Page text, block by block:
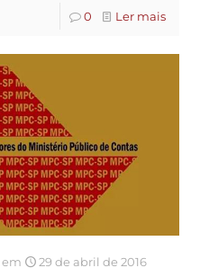
0 Ler mais
em
29 de abril de 2016